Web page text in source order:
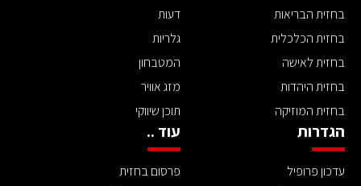
בחזית הבריאות
בחזית הכלכלית
בחזית לאישה
בחזית היהדות
בחזית המוזיקה
דעות
גלריות
המטבחון
מזג אוויר
תוכן שיווקי
הגדרות
עדכון פרופיל
עוד ..
פרסום בחזית